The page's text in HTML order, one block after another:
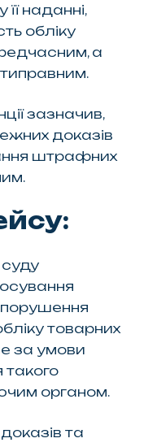
наданні,
обліку
а
зазначив,
доказів
штрафних
суду
товарних
за умови
органом.
та